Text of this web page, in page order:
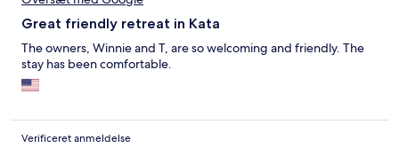
Great friendly retreat in Kata
The owners, Winnie and T, are so welcoming and friendly. The
stay has been comfortable.
Verificeret anmeldelse